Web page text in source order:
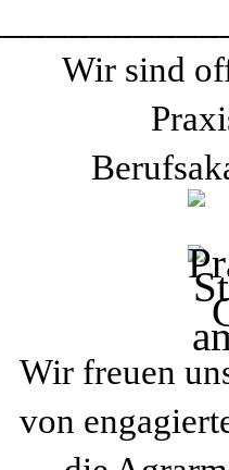
Wir sind
Wir freuen
von